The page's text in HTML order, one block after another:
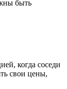
быть
когда соседи
свои цены,